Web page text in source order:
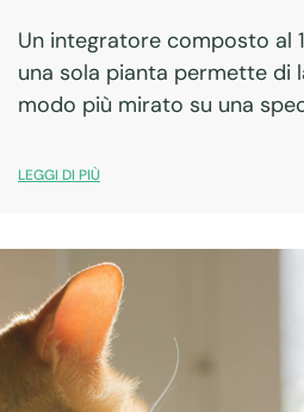
Un integratore composto al
una sola pianta permette di
modo più mirato su una
officinale possiede un profilo
LEGGI DI PIÙ